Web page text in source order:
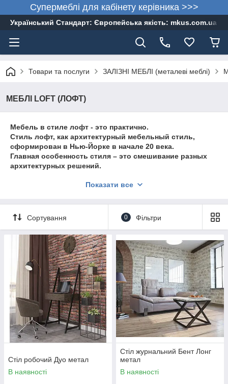
Супермеблі для кабінету керівника >>>
Український Стандарт: Європейська якість: mkus.com.ua
Товари та послуги ЗАЛІЗНІ МЕБЛІ (металеві меблі)
МЕБЛІ LOFT (ЛОФТ)
Мебель в стиле лофт - это практично.
Стиль лофт, как архитектурный мебельный стиль,
сформирован в Нью-Йорке в начале 20 века.
Главная особенность стиля – это смешивание разных
архитектурных решений.
кирпичные стены, трубы, не прикрытые вентиляции в
облицовки стен. И все это в одном интерьере.
Важную роль в этом стиле выполняет мебель.
Мебель Лофт используется не только для хранения вещей,
но и для зонирования помещения. Например, комоды,
шкафы могут служить перегородкой двух воображаемых
комнат.
На сайте Компании Украинский Стандарт Вы найдете
образцы мебели в стиле LOFT. Стеллажи, столы, тумбы,
кровати в стиле лофт - все это вы можете купить,
позвонив по тел. 057-754-30-44, 067-585-26-29, 073-477-80-
79. Доставка мебели по всей Украине.
Показати все
Сортування 0 Фільтри
Стіл робочий Дуо метал
В наявності
Стіл журнальний Бент Лонг
метал
В наявності